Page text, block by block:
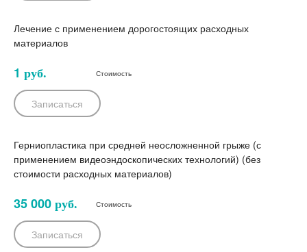
Лечение с применением дорогостоящих расходных
материалов
1 руб. Стоимость
Записаться
Герниопластика при средней неосложненной грыже (с
применением видеоэндоскопических технологий) (без
стоимости расходных материалов)
35 000 руб. Стоимость
Записаться